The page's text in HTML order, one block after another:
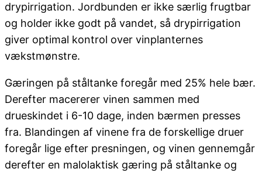
drypirrigation. Jordbunden er ikke særlig frugtbar
og holder ikke godt på vandet, så drypirrigation
giver optimal kontrol over vinplanternes
vækstmønstre.
Gæringen på ståltanke foregår med 25% hele bær.
Derefter macererer vinen sammen med
drueskindet i 6-10 dage, inden bærmen presses
fra. Blandingen af vinene fra de forskellige druer
foregår lige efter presningen, og vinen gennemgår
derefter en malolaktisk gæring på ståltanke og